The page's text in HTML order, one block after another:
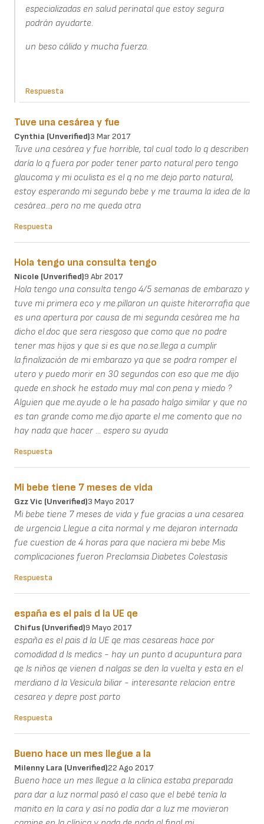
especializadas en salud perinatal que estoy segura
podrán ayudarte.
un beso cálido y mucha fuerza.
Respuesta
Tuve una cesárea y fue
Cynthia (unverified)3 Mar 2017
Tuve una cesárea y fue horrible, tal cual todo lo q describen
daría lo q fuera por poder tener parto natural pero tengo
glaucoma y mi oculista es el q no me dejo parto natural,
estoy esperando mi segundo bebe y me trauma la idea de la
cesárea...pero no me queda otra
Respuesta
Hola tengo una consulta tengo
Nicole (unverified)9 Abr 2017
Hola tengo una consulta tengo 4/5 semanas de embarazo y
tuve mi primera eco y me.pillaron un quiste hiterorrafia que
es una apertura por causa de mi segunda cesárea me ha
dicho el.doc que sera riesgoso que como que no podre
tener mas hijos y que si es que no.se.llega a cumplir
la.finalización de mi embarazo ya que se podra romper el
utero y puedo morir en 30 segundos con eso que me dijo
quede en.shock he estado muy mal con.pena y miedo ?
Alguien que me.ayude o le ha pasado halgo similar y que no
es tan grande como me.dijo aparte el me comento que no
hay nada que hacer ... espero su ayuda
Respuesta
Mi bebe tiene 7 meses de vida
Gzz Vic (unverified)3 Mayo 2017
Mi bebe tiene 7 meses de vida y fue gracias a una cesarea
de urgencia Llegue a cita normal y me dejaron internada
fue cuestion de 4 horas para que naciera mi bebe Mis
complicaciones fueron Preclamsia Diabetes Colestasis
Respuesta
españa es el pais d la UE qe
Chifus (unverified)9 Mayo 2017
españa es el pais d la UE qe mas cesareas hace por
comodidad d ls medics - hay un punto d acupuntura para
qe ls niños qe vienen d nalgas se den la vuelta y esta en el
merdiano d la Vesicula biliar - interesante relacion entre
cesarea y depre post parto
Respuesta
Bueno hace un mes llegue a la
Milenny Lara (unverified)22 Ago 2017
Bueno hace un mes llegue a la clínica estaba preparada
para dar a luz normal pasó el caso que el bebé tenía la
manito en la cara y así no podía dar a luz me movieron